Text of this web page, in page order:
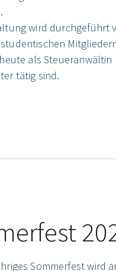
wird durchgeführt
als Steueranwältin
tätig sind.
Sommerfest wird